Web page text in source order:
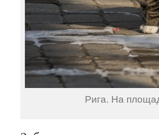
Рига. На